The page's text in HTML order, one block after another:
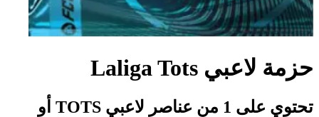
حزمة لاعبي Laliga Tots
تحتوي على 1 من عناصر لاعبي TOTS أو